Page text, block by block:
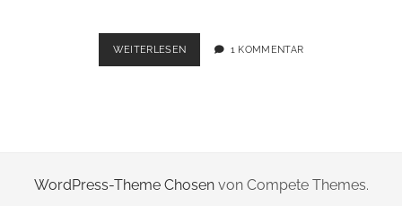
WEITERLESENGOTT
HAT
AM
1 KOMMENTAR
WordPress-Theme Chosenvon Compete Themes.